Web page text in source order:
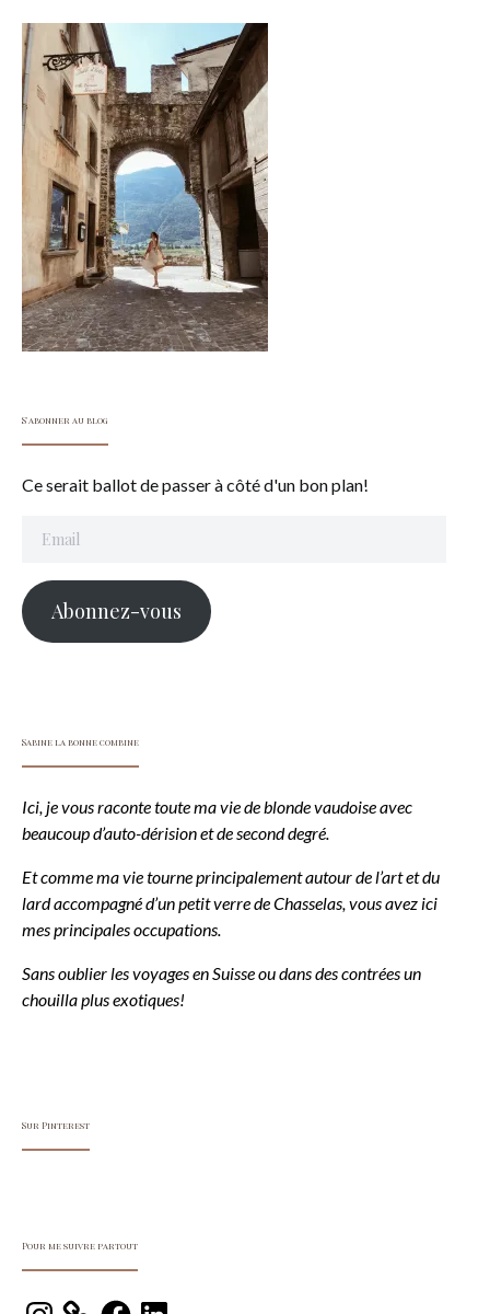
S'abonner au blog
Ce serait ballot de passer à côté d'un bon plan!
Abonnez-vous
Sabine la bonne combine
Ici, je vous raconte toute ma vie de blonde vaudoise avec
beaucoup d’auto-dérision et de second degré.
Et comme ma vie tourne principalement autour de l’art et du
lard accompagné d’un petit verre de Chasselas, vous avez ici
mes principales occupations.
Sans oublier les voyages en Suisse ou dans des contrées un
chouilla plus exotiques!
Sur Pinterest
Pour me suivre partout
Instagram FacebookLinkedIn